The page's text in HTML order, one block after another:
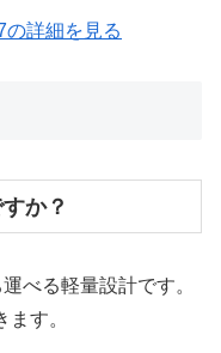
詳細を見る
か？
べる軽量設計です。
す。